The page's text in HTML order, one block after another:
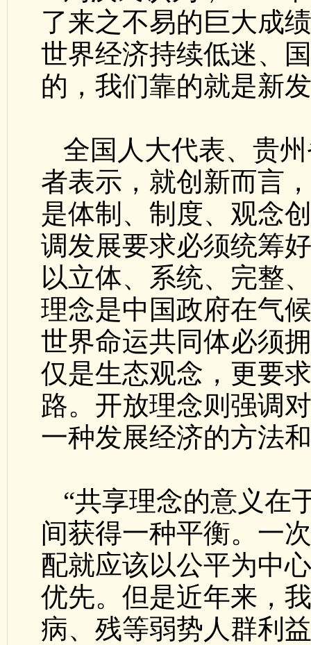
了来之不易的巨大成
世界经济持续低迷、
的，我们靠的就是新
全国人大代表、贵
者表示，就创新而言
是体制、制度、观念
调发展要求必须统筹
以立体、系统、完整
理念是中国政府在气
世界命运共同体必须
仅是生态观念，更要
路。开放理念则强调
一种发展经济的方法
“共享理念的意义在
间获得一种平衡。一
配就应该以公平为中
优先。但是近年来，
病、残等弱势人群利